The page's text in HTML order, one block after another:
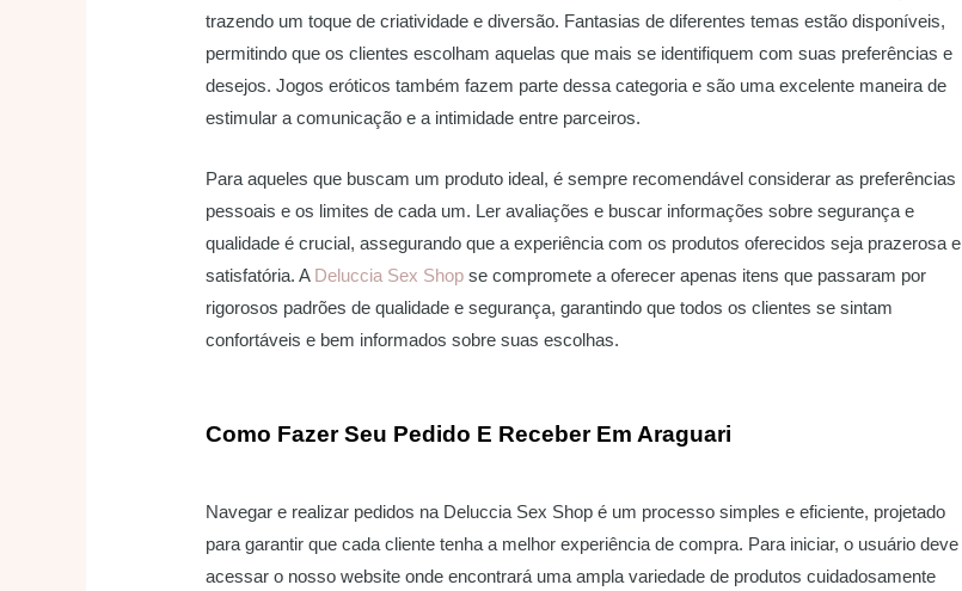
trazendo um toque de criatividade e diversão. Fantasias de diferentes temas estão disponíveis,
permitindo que os clientes escolham aquelas que mais se identifiquem com suas preferências e
desejos. Jogos eróticos também fazem parte dessa categoria e são uma excelente maneira de
estimular a comunicação e a intimidade entre parceiros.
Para aqueles que buscam um produto ideal, é sempre recomendável considerar as preferências
pessoais e os limites de cada um. Ler avaliações e buscar informações sobre segurança e
qualidade é crucial, assegurando que a experiência com os produtos oferecidos seja prazerosa e
satisfatória. A Deluccia Sex Shop se compromete a oferecer apenas itens que passaram por
rigorosos padrões de qualidade e segurança, garantindo que todos os clientes se sintam
confortáveis e bem informados sobre suas escolhas.
Como Fazer Seu Pedido E Receber Em Araguari
Navegar e realizar pedidos na Deluccia Sex Shop é um processo simples e eficiente, projetado
para garantir que cada cliente tenha a melhor experiência de compra. Para iniciar, o usuário deve
acessar o nosso website onde encontrará uma ampla variedade de produtos cuidadosamente